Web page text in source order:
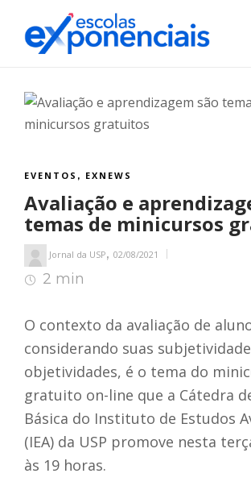
EVENTOS , EXNEWS
Avaliação e
temas de minicursos
Jornal da USP, 02/08/2021
2 min
O contexto da avaliação de
considerando suas
objetividades, é o tema do
gratuito on-line que a Cátedra
Básica do Instituto de Estudos
(IEA) da USP promove nesta
às 19 horas.